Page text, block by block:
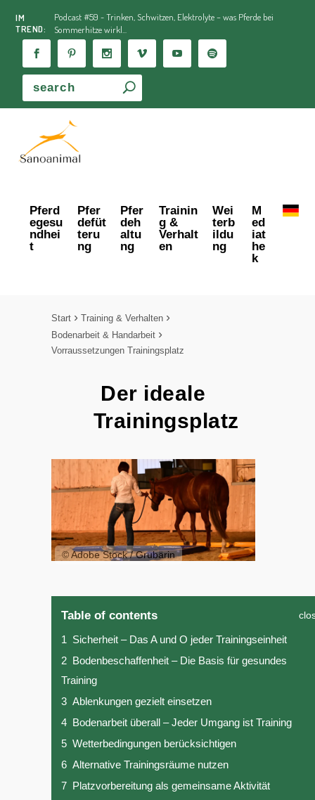
IM
TREND:
Podcast #59 - Trinken, Schwitzen, Elektrolyte – was Pferde bei
Sommerhitze wirkl...
Pferd
egesu
ndhei
t
Pfer
defüt
teru
ng
Pfer
deh
altu
ng
Trainin
g &
Verhalt
en
Wei
terb
ildu
ng
M
ed
iat
he
k
Start
Training & Verhalten
Bodenarbeit & Handarbeit
Vorraussetzungen Trainingsplatz
Der ideale
Trainingsplatz
© Adobe Stock / Grubärin
Table of contents
1 Sicherheit – Das A und O jeder Trainingseinheit
2 Bodenbeschaffenheit – Die Basis für gesundes
Training
3 Ablenkungen gezielt einsetzen
4 Bodenarbeit überall – Jeder Umgang ist Training
5 Wetterbedingungen berücksichtigen
6 Alternative Trainingsräume nutzen
7 Platzvorbereitung als gemeinsame Aktivität